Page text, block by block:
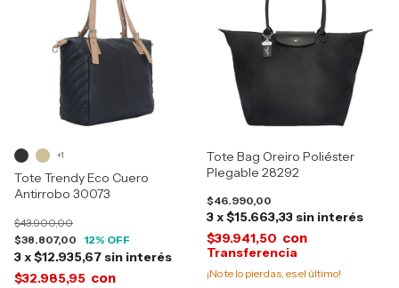
Tote Trendy Eco Cuero
Antirrobo 30073
$38.807,00
$43.900,00
12% OFF
3x$12.935,67 sin interés
$32.985,95 con
+1
Tote Bag Oreiro Poliéster
Plegable 28292
$46.990,00
3x$15.663,33 sin interés
$39.941,50 con
¡No te lo pierdas, es el último!